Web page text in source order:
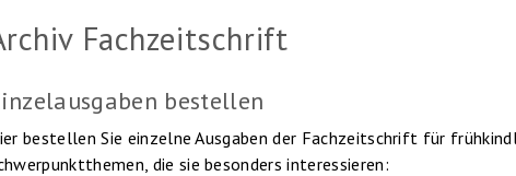
Fachzeitschrift
bestellen
bestellen Sie einzelne Ausgaben der Fachzeitschrift für
die sie besonders interessieren: